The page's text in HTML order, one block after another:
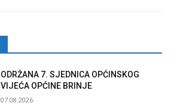
ODRŽANA 7. SJEDNICA OPĆINSKOG
VIJEĆA OPĆINE BRINJE
07.08.2026.